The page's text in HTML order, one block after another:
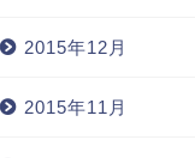
2015年12月
2015年11月